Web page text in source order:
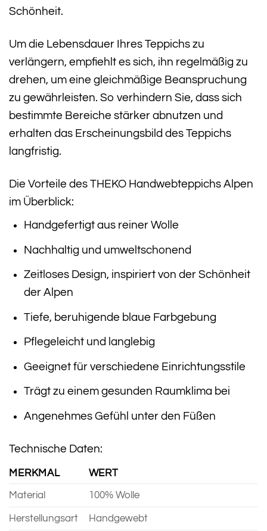
Schönheit.
Um die Lebensdauer Ihres Teppichs zu
verlängern, empfiehlt es sich, ihn regelmäßig zu
drehen, um eine gleichmäßige Beanspruchung
zu gewährleisten. So verhindern Sie, dass sich
bestimmte Bereiche stärker abnutzen und
erhalten das Erscheinungsbild des Teppichs
langfristig.
Die Vorteile des THEKO Handwebteppichs Alpen
im Überblick:
Handgefertigt aus reiner Wolle
Nachhaltig und umweltschonend
Zeitloses Design, inspiriert von der Schönheit
der Alpen
Tiefe, beruhigende blaue Farbgebung
Pflegeleicht und langlebig
Geeignet für verschiedene Einrichtungsstile
Trägt zu einem gesunden Raumklima bei
Angenehmes Gefühl unter den Füßen
Technische Daten:
MERKMAL WERT
Material 100% Wolle
Herstellungsart Handgewebt